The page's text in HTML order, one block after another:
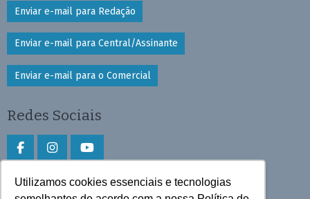
Utilizamos cookies essenciais e tecnologias
Enviar e-mail para Redação
Enviar e-mail para Central/Assinante
Enviar e-mail para o Comercial
Redes Sociais
Faça download do aplicativo